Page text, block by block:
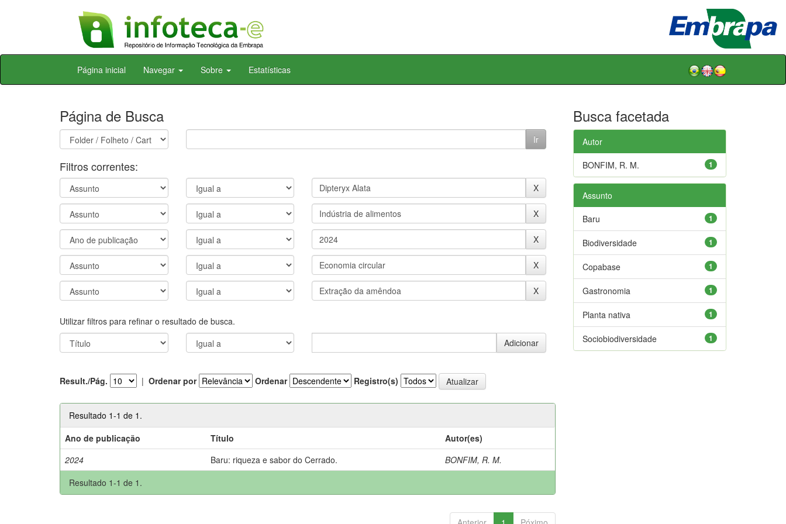
Skip
Página inicial Navegar Sobre Estatísticas
Página de Busca
Filtros correntes:
Utilizar filtros para refinar o resultado de busca.
Result./Pág. | Ordenar por Ordenar Registro(s)
Resultado 1-1 de 1.
Ano de publicação
Título
Autor(es)
2024
Baru: riqueza e sabor do Cerrado.
BONFIM, R. M.
Resultado 1-1 de 1.
Busca facetada
Autor
1
BONFIM, R. M.
Assunto
1
Baru
1
Biodiversidade
1
Copabase
1
Gastronomia
1
Planta nativa
1
Sociobiodiversidade